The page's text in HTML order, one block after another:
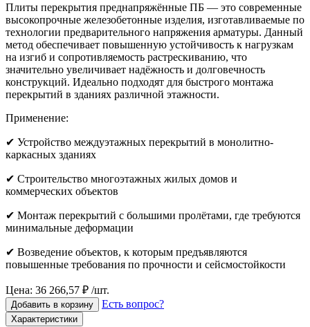
Плиты перекрытия преднапряжённые ПБ — это современные
высокопрочные железобетонные изделия, изготавливаемые по
технологии предварительного напряжения арматуры. Данный
метод обеспечивает повышенную устойчивость к нагрузкам
на изгиб и сопротивляемость растрескиванию, что
значительно увеличивает надёжность и долговечность
конструкций. Идеально подходят для быстрого монтажа
перекрытий в зданиях различной этажности.
Применение:
✔ Устройство междуэтажных перекрытий в монолитно-
каркасных зданиях
✔ Строительство многоэтажных жилых домов и
коммерческих объектов
✔ Монтаж перекрытий с большими пролётами, где требуются
минимальные деформации
✔ Возведение объектов, к которым предъявляются
повышенные требования по прочности и сейсмостойкости
Цена: 36 266,57 ₽ /шт.
Добавить в корзину Есть вопрос?
Характеристики